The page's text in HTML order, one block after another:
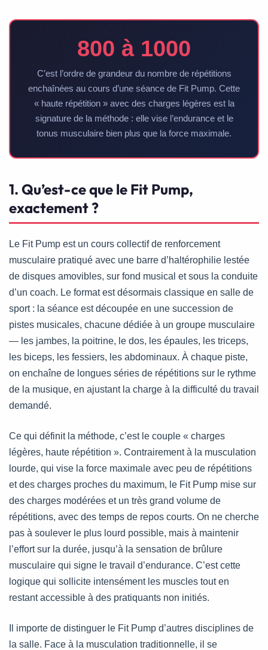
800 à 1000
C’est l’ordre de grandeur du nombre de répétitions
enchaînées au cours d’une séance de Fit Pump. Cette
« haute répétition » avec des charges légères est la
signature de la méthode : elle vise l’endurance et le
tonus musculaire bien plus que la force maximale.
1. Qu’est-ce que le Fit Pump,
exactement ?
Le Fit Pump est un cours collectif de renforcement
musculaire pratiqué avec une barre d’haltérophilie lestée
de disques amovibles, sur fond musical et sous la conduite
d’un coach. Le format est désormais classique en salle de
sport : la séance est découpée en une succession de
pistes musicales, chacune dédiée à un groupe musculaire
— les jambes, la poitrine, le dos, les épaules, les triceps,
les biceps, les fessiers, les abdominaux. À chaque piste,
on enchaîne de longues séries de répétitions sur le rythme
de la musique, en ajustant la charge à la difficulté du travail
demandé.
Ce qui définit la méthode, c’est le couple « charges
légères, haute répétition ». Contrairement à la musculation
lourde, qui vise la force maximale avec peu de répétitions
et des charges proches du maximum, le Fit Pump mise sur
des charges modérées et un très grand volume de
répétitions, avec des temps de repos courts. On ne cherche
pas à soulever le plus lourd possible, mais à maintenir
l’effort sur la durée, jusqu’à la sensation de brûlure
musculaire qui signe le travail d’endurance. C’est cette
logique qui sollicite intensément les muscles tout en
restant accessible à des pratiquants non initiés.
Il importe de distinguer le Fit Pump d’autres disciplines de
la salle. Face à la musculation traditionnelle, il se